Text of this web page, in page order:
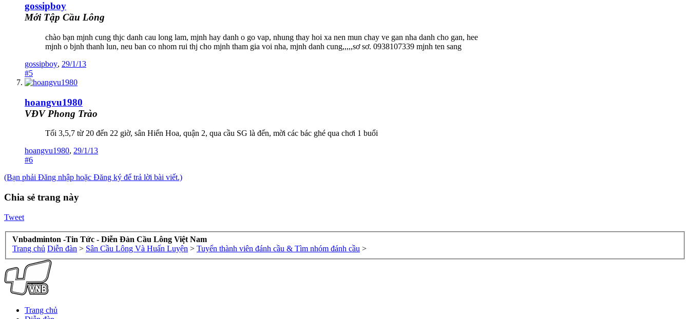
gossipboy
Mới Tập Cầu Lông
chào bạn mjnh cung thjc danh cau long lam, mjnh hay danh o go vap, nhung thay hoi xa nen mun chay ve gan nha danh cho gan, hee
mjnh o bjnh thanh lun, neu ban co nhom rui thj cho mjnh tham gia voi nha, mjnh danh cung,,,,,sơ sơ. 0938107339 mjnh ten sang
gossipboy, 29/1/13
#5
hoangvu1980
VĐV Phong Trào
Tối 3,5,7 từ 20 đến 22 giờ, sân Hiển Hoa, quận 2, qua cầu SG là đến, mời các bác ghé qua chơi 1 buổi
hoangvu1980, 29/1/13
#6
(Bạn phải Đăng nhập hoặc Đăng ký để trả lời bài viết.)
Chia sẻ trang này
Tweet
Vnbadminton -Tin Tức - Diễn Đàn Cầu Lông Việt Nam
Trang chủ Diễn đàn > Sân Cầu Lông Và Huấn Luyện > Tuyển thành viên đánh cầu & Tìm nhóm đánh cầu >
Trang chủ